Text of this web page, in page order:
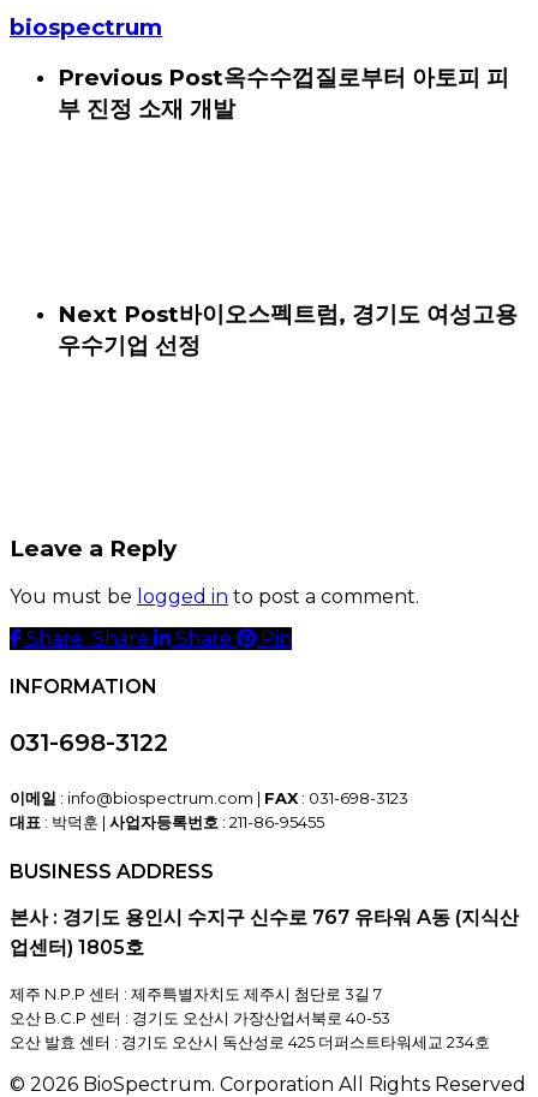
biospectrum
Previous Post옥수수껍질로부터 아토피 피
부 진정 소재 개발
Next Post바이오스펙트럼, 경기도 여성고용
우수기업 선정
Leave a Reply
You must be logged in to post a comment.
Share
Share Share Share Pin
INFORMATION
031-698-3122
이메일 : info@biospectrum.com | FAX: 031-698-3123
대표 : 박덕훈 | 사업자등록번호 : 211-86-95455
BUSINESS ADDRESS
본사 : 경기도 용인시 수지구 신수로 767 유타워 A동 (지식산
업센터) 1805호
제주 N.P.P 센터 : 제주특별자치도 제주시 첨단로 3길 7
오산 B.C.P 센터 : 경기도 오산시 가장산업서북로 40-53
오산 발효 센터 : 경기도 오산시 독산성로 425 더퍼스트타워세교 234호
© 2026 BioSpectrum. Corporation All Rights Reserved